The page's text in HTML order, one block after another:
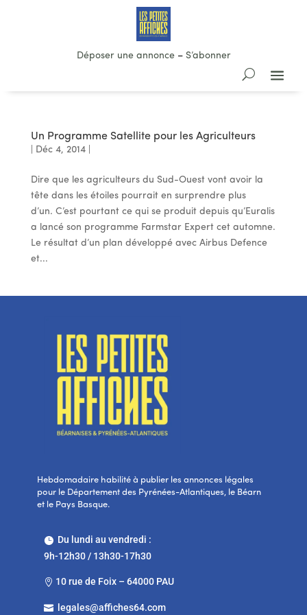
Déposer une annonce– S’abonner
Un Programme Satellite pour les Agriculteurs
Déc 4, 2014|
Dire que les agriculteurs du Sud-Ouest vont avoir la
tête dans les étoiles pourrait en surprendre plus
d’un. C’est pourtant ce qui se produit depuis qu’Euralis
a lancé son programme Farmstar Expert cet automne.
Le résultat d’un plan développé avec Airbus Defence
et...
Hebdomadaire habilité à publier les annonces légales
pour le Département des Pyrénées-Atlantiques, le Béarn
et le Pays Basque.
Du lundi au vendredi :
9h-12h30 / 13h30-17h30
 10 rue de Foix – 64000 PAU
 legales@affiches64.com